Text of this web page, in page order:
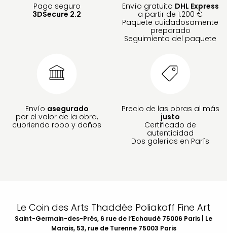
Pago seguro
3DSecure 2.2
Envío gratuito DHL Express
a partir de 1.200 €
Paquete cuidadosamente
preparado
Seguimiento del paquete
Envío asegurado
por el valor de la obra,
cubriendo robo y daños
Precio de las obras al más
justo
Certificado de
autenticidad
Dos galerías en París
Le Coin des Arts Thaddée Poliakoff Fine Art
Saint-Germain-des-Prés, 6 rue de l’Echaudé 75006 Paris | Le
Marais, 53, rue de Turenne 75003 Paris